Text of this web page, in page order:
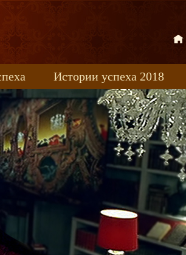
Истории успеха 2018
uspeh_2017